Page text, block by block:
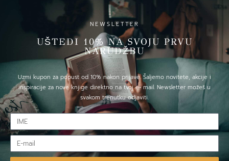
NEWSLETTER
UŠTEDI 10% NA SVOJU PRVU
NARUDŽBU
Uzmi kupon za popust od 10% nakon prijave. Šaljemo novitete, akcije i
inspiracije za nove knjige direktno na tvoj e- mail. Newsletter možeš u
svakom trenutku odjaviti.
IME
E-
mail